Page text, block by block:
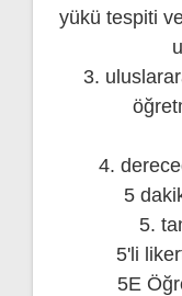
yükü tespiti
3.
4.
5
5.
5'li
5E